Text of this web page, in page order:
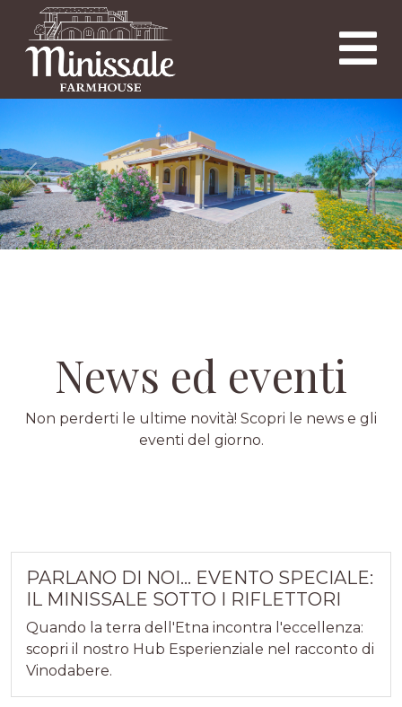
Previous
News ed eventi
Non perderti le ultime novità! Scopri le news e gli
eventi del giorno.
PARLANO DI NOI... EVENTO SPECIALE:
IL MINISSALE SOTTO I RIFLETTORI
Quando la terra dell'Etna incontra l'eccellenza:
scopri il nostro Hub Esperienziale nel racconto di
Vinodabere.